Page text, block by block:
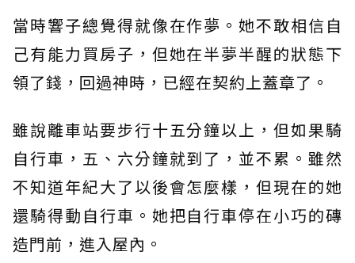
當時響子總覺得就像在作夢。她不敢相信自
己有能力買房子，但她在半夢半醒的狀態下
領了錢，回過神時，已經在契約上蓋章了。
雖說離車站要步行十五分鐘以上，但如果騎
自行車，五、六分鐘就到了，並不累。雖然
不知道年紀大了以後會怎麼樣，但現在的她
還騎得動自行車。她把自行車停在小巧的磚
造門前，進入屋內。